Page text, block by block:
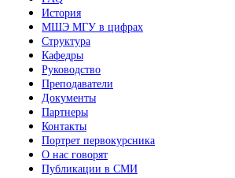
История
МШЭ МГУ в цифрах
Структура
Кафедры
Руководство
Преподаватели
Документы
Партнеры
Контакты
Портрет первокурсника
О нас говорят
Публикации в СМИ